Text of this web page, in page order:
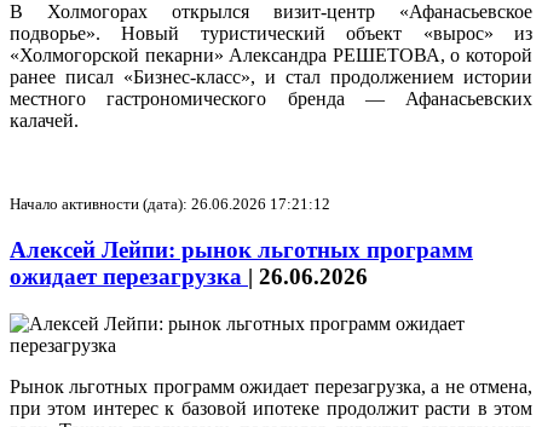
В Холмогорах открылся визит-центр «Афанасьевское
подворье». Новый туристический объект «вырос» из
«Холмогорской пекарни» Александра РЕШЕТОВА, о которой
ранее писал «Бизнес-класс», и стал продолжением истории
местного гастрономического бренда — Афанасьевских
калачей.
Начало активности (дата): 26.06.2026 17:21:12
Алексей Лейпи: рынок льготных программ
ожидает перезагрузка | 26.06.2026
Рынок льготных программ ожидает перезагрузка, а не отмена,
при этом интерес к базовой ипотеке продолжит расти в этом